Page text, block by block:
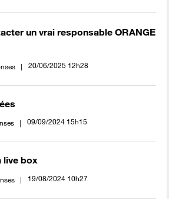
un vrai responsable ORANGE
‎20/06/2025 12h28
‎09/09/2024 15h15
live box
‎19/08/2024 10h27